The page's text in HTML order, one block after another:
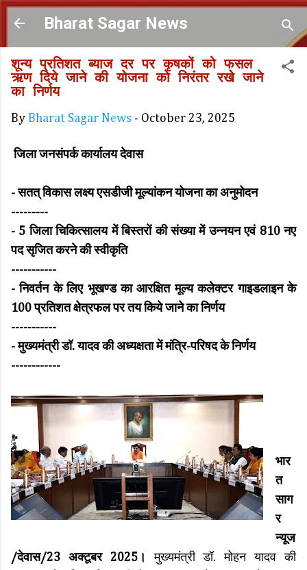
Skip to main content
Bharat Sagar News
शून्य प्रतिशत ब्याज दर पर कृषकों को फसल
ऋण दिये जाने की योजना को निरंतर रखे जाने
का निर्णय
By Bharat Sagar News - October 23, 2025
जिला जनसंपर्क कार्यालय देवास
- सतत् विकास लक्ष्य एसडीजी मूल्यांकन योजना का अनुमोदन
---------
- 5 जिला चिकित्सालय में बिस्तरों की संख्या में उन्नयन एवं 810 नए
पद सृजित करने की स्वीकृति
-----------
- निवर्तन के लिए भूखण्ड का आरक्षित मूल्य कलेक्टर गाइडलाइन के
100 प्रतिशत क्षेत्रफल पर तय किये जाने का निर्णय
-----------
- मुख्यमंत्री डॉ. यादव की अध्यक्षता में मंत्रि-परिषद के निर्णय
------------
भार
त
साग
र
न्यूज
/देवास/23 अक्टूबर 2025।मुख्यमंत्री डॉ. मोहन यादव की